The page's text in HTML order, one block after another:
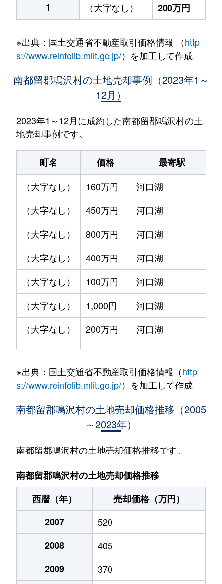
1
（大字なし） 200万円
※出典：国土交通省不動産取引価格情報 （http
s://www.reinfolib.mlit.go.jp/）を加工して作成
南都留郡鳴沢村の土地売却事例（2023年1～
12月）
2023年1～12月に成約した南都留郡鳴沢村の土
地売却事例です。
町名 価格
最寄駅
（大字なし）
160万円 河口湖
（大字なし）
450万円 河口湖
（大字なし）
800万円 河口湖
（大字なし）
400万円 河口湖
（大字なし）
100万円 河口湖
（大字なし）
1,000円 河口湖
（大字なし）
200万円 河口湖
（大字なし）
900万円 河口湖
50万円
（大字なし）
400万円 河口湖
（大字なし）
66万円 河口湖
（大字なし）
1,300万円 河口湖
（大字なし）
80万円
（大字なし）
10万円
（大字なし）
20万円
※出典：国土交通省不動産取引価格情報（http
s://www.reinfolib.mlit.go.jp/）を加工して作成
南都留郡鳴沢村の土地売却価格推移（2005
～2023年）
南都留郡鳴沢村の土地売却価格推移です。
南都留郡鳴沢村の土地売却価格推移
西暦（年）
売却価格（万円）
2007
520
2008
405
2009
370